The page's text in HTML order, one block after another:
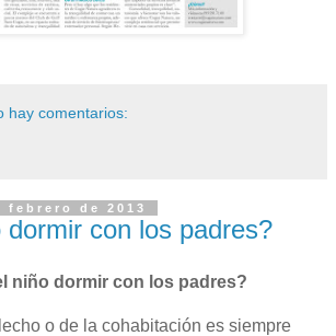
hay comentarios:
febrero de 2013
dormir con los padres?
niño dormir con los padres?
o de la cohabitación es siempre